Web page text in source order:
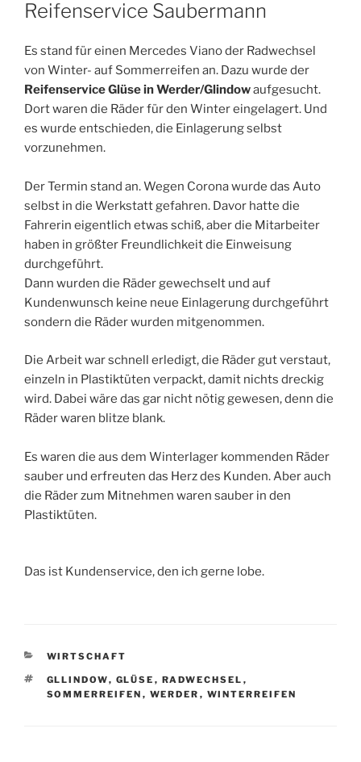
Reifenservice Saubermann
Es stand für einen Mercedes Viano der Radwechsel
von Winter- auf Sommerreifen an. Dazu wurde der
Reifenservice Glüse in Werder/Glindowaufgesucht.
Dort waren die Räder für den Winter eingelagert. Und
es wurde entschieden, die Einlagerung selbst
vorzunehmen.
Der Termin stand an. Wegen Corona wurde das Auto
selbst in die Werkstatt gefahren. Davor hatte die
Fahrerin eigentlich etwas schiß, aber die Mitarbeiter
haben in größter Freundlichkeit die Einweisung
durchgeführt.
Dann wurden die Räder gewechselt und auf
Kundenwunsch keine neue Einlagerung durchgeführt
sondern die Räder wurden mitgenommen.
Die Arbeit war schnell erledigt, die Räder gut verstaut,
einzeln in Plastiktüten verpackt, damit nichts dreckig
wird. Dabei wäre das gar nicht nötig gewesen, denn die
Räder waren blitze blank.
Es waren die aus dem Winterlager kommenden Räder
sauber und erfreuten das Herz des Kunden. Aber auch
die Räder zum Mitnehmen waren sauber in den
Plastiktüten.
Das ist Kundenservice, den ich gerne lobe.
KATEGORIEN
WIRTSCHAFT
SCHLAGWÖRTER
GLLINDOW, GLÜSE , RADWECHSEL ,
SOMMERREIFEN , WERDER , WINTERREIFEN